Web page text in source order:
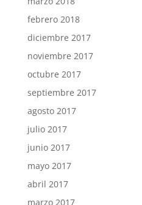
febrero 2018
diciembre 2017
noviembre 2017
octubre 2017
septiembre 2017
agosto 2017
julio 2017
junio 2017
mayo 2017
abril 2017
marzo 2017